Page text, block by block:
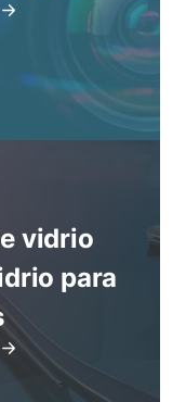
vidrio
para